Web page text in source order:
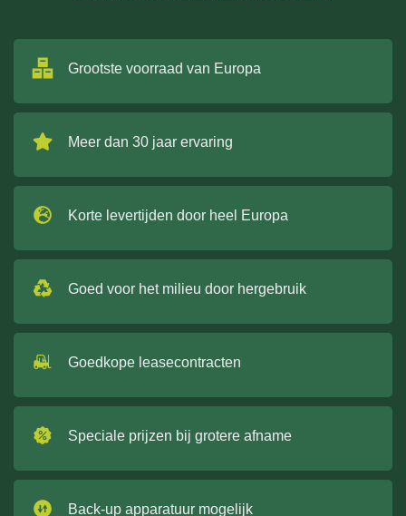
Grootste voorraad van Europa
Meer dan 30 jaar ervaring
Korte levertijden door heel Europa
Goed voor het milieu door hergebruik
Goedkope leasecontracten
Speciale prijzen bij grotere afname
Back-up apparatuur mogelijk